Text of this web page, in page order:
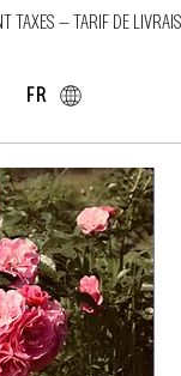
TAXES — TARIF DE
FR